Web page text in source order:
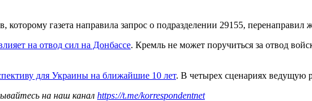
которому газета направила запрос о подразделении 29155,
на отвод сил на Донбассе. Кремль не может поручиться за отвод
для Украины на ближайшие 10 лет. В четырех сценариях ведущую
на наш канал https://t.me/korrespondentnet